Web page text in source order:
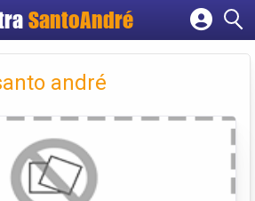
SantoAndré
Cadastrar empresa
Criar conta
andré